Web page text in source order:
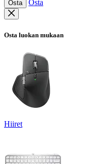
Osta Osta
Osta luokan mukaan
Hiiret